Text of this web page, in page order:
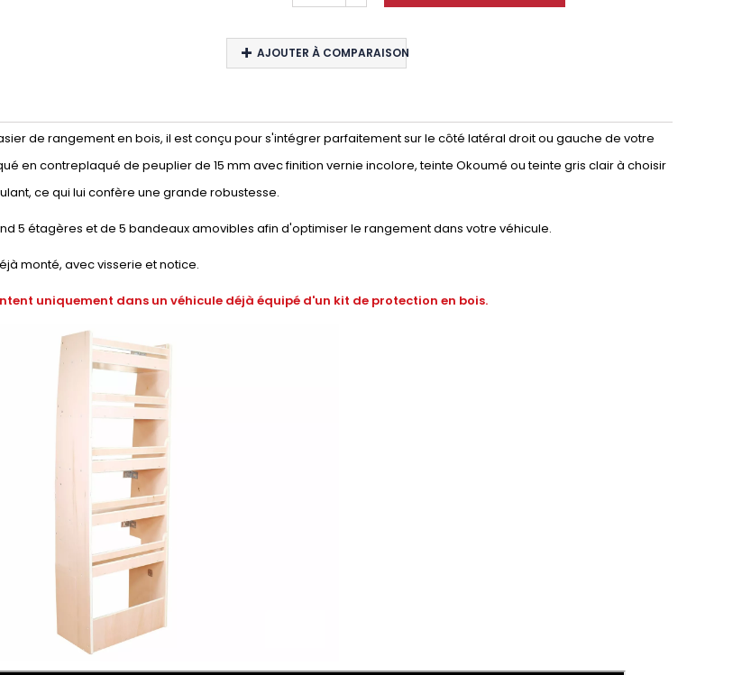
AJOUTER À COMPARAISON
de rangement en bois, il est conçu pour s'intégrer parfaitement sur le côté latéral droit ou gauche de votre
en contreplaqué de peuplier de 15 mm avec finition vernie incolore, teinte Okoumé ou teinte gris clair à choisir
ce qui lui confère une grande robustesse.
5 étagères et de 5 bandeaux amovibles afin d'optimiser le rangement dans votre véhicule.
monté, avec visserie et notice.
uniquement dans un véhicule déjà équipé d'un kit de protection en bois.